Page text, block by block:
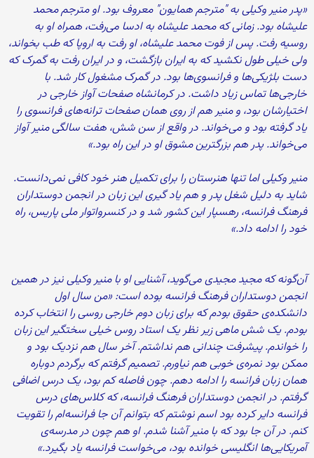
«پدر منیر وکیلی به "مترجم همایون" معروف بود. او مترجم محمد
علیشاه بود. زمانی که محمد علیشاه به ادسا می‌رفت، همراه او به
روسیه رفت. پس از فوت محمد علیشاه، او رفت به اروپا که طب بخواند،
ولی خیلی طول نکشید که به ایران بازگشت، و در ایران رفت به گمرک که
دست بلژیکی‌ها و فرانسوی‌ها بود. در گمرک مشغول کار شد. با
خارجی‌ها تماس زیاد داشت. در کرمانشاه صفحات آواز خارجی در
اختیارشان بود، و منیر هم از روی همان صفحات ترانه‌های فرانسوی را
یاد گرفته بود و می‌خواند. در واقع از سن شش، هفت سالگی منیر آواز
می‌خواند. پدر هم بزرگترین مشوق او در این راه بود.»
منیر وکیلی اما تنها هنرستان را برای تکمیل هنر خود کافی نمی‌دانست.
شاید به دلیل شغل پدر و هم یاد گیری این زبان در انجمن دوستداران
فرهنگ فرانسه‌، رهسپار این کشور شد و در کنسرواتوار ملی پاریس، راه
خود را ادامه داد.»
آن‌گونه که مجید مجیدی می‌گوید، آشنایی او با منیر وکیلی نیز در همین
انجمن دوستداران فرهنگ فرانسه بوده است: «من سال اول
دانشکده‌ی حقوق بودم که برای زبان دوم خارجی روسی را انتخاب کرده
بودم. یک شش ماهی زیر نظر یک استاد روس خیلی سختگیر این زبان
را خواندم. پیشرفت چندانی هم نداشتم. آخر سال هم نزدیک بود و
ممکن بود نمره‌ی خوبی هم نیاورم. تصمیم گرفتم که برگردم دوباره
همان زبان فرانسه را ادامه دهم. چون فاصله کم بود، یک درس اضافی
گرفتم. در انجمن دوستداران فرهنگ فرانسه، که کلاس‌های درس
فرانسه دایر کرده بود اسم نوشتم که بتوانم آن جا فرانسه‌ام را تقویت
کنم. در آن جا بود که با منیر آشنا شدم. او هم چون در مدرسه‌ی
آمریکایی‌ها انگلیسی خوانده بود، می‌خواست فرانسه یاد بگیرد.»